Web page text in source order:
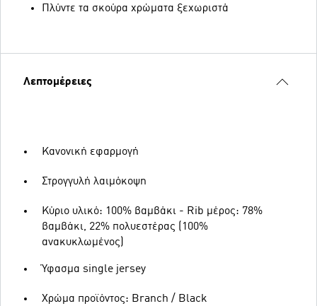
Πλύντε τα σκούρα χρώματα ξεχωριστά
Λεπτομέρειες
Κανονική εφαρμογή
Στρογγυλή λαιμόκοψη
Κύριο υλικό: 100% βαμβάκι - Rib μέρος: 78%
βαμβάκι, 22% πολυεστέρας (100%
ανακυκλωμένος)
Ύφασμα single jersey
Χρώμα προϊόντος: Branch / Black